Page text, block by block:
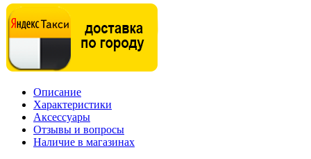
Описание
Характеристики
Аксессуары
Отзывы и вопросы
Наличие в магазинах